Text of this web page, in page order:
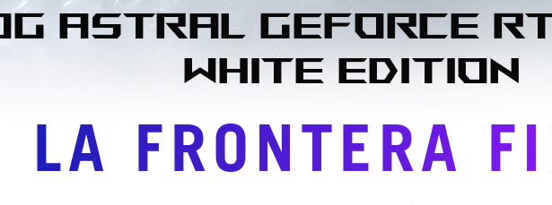
Astral GeForce
White Edition
LA FRONTERA